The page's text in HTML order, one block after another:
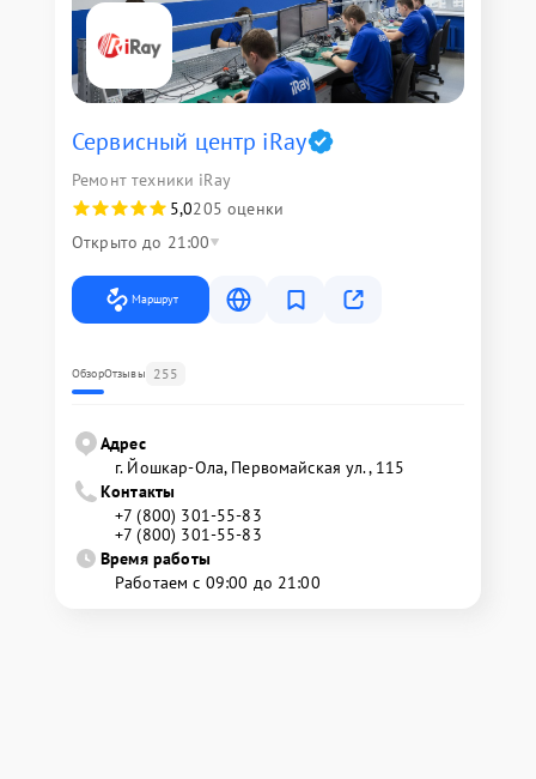
Сервисный центр iRay
Ремонт техники iRay
5,0205 оценки
Открыто до 21:00
Маршрут
ОбзорОтзывы 255
Адрес
г. Йошкар-Ола, Первомайская ул., 115
Контакты
+7 (800) 301-55-83
+7 (800) 301-55-83
Время работы
Работаем с 09:00 до 21:00